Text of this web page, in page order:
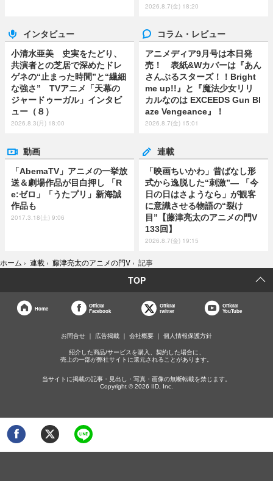
2026.8.7(金) 18:20
インタビュー
小清水亜美 史実をたどり、
共演者との芝居で深めたドレ
ゲネの“止まった時間”と“繊細
な強さ” TVアニメ「天幕の
ジャードゥーガル」インタビ
ュー（８）
2026.8.3(月) 18:00
コラム・レビュー
アニメディア9月号は本日発
売！ 表紙&Wカバーは『あん
さんぶるスターズ！！Bright
me up!!』と『魔法少女リリ
カルなのは EXCEEDS Gun Bl
aze Vengeance』！
2026.8.7(金) 15:01
動画
「AbemaTV」アニメの一挙放
送＆劇場作品が目白押し 「R
e:ゼロ」「うたプリ」新海誠
作品も
2017.3.18(土) 9:06
連載
「映画ちいかわ」昔ばなし形
式から逸脱した“刺激”― 「今
日の日はさようなら」が観客
に意識させる物語の“裂け
目”【藤津亮太のアニメの門V
133回】
2026.8.7(金) 19:15
ホーム › 連載 › 藤津亮太のアニメの門V › 記事
TOP
Home
Official
Facebook
Official
twitter
Official
YouTube
お問合せ 広告掲載 会社概要 個人情報保護方針
紹介した商品/サービスを購入、契約した場合に、
売上の一部が弊社サイトに還元されることがあります。
当サイトに掲載の記事・見出し・写真・画像の無断転載を禁じます。
Copyright © 2026 IID, Inc.